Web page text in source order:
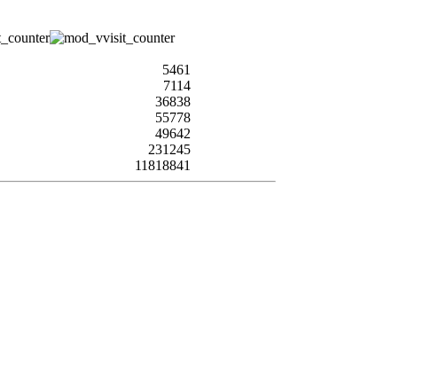
5461
7114
36838
55778
49642
231245
11818841